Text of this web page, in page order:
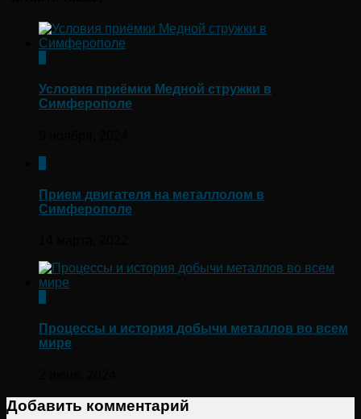
Условия приёмки Медной стружки в
Симферополе
Прием двигателя на металлолом в
Симферополе
Процессы и история добычи металлов во всем
мире
Добавить комментарий